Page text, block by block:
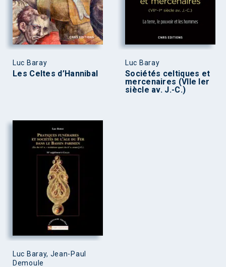
Luc Baray
Les Celtes d’Hannibal
Luc Baray
Sociétés celtiques et
mercenaires (VIIe Ier
siècle av. J.-C.)
Luc Baray, Jean-Paul
Demoule